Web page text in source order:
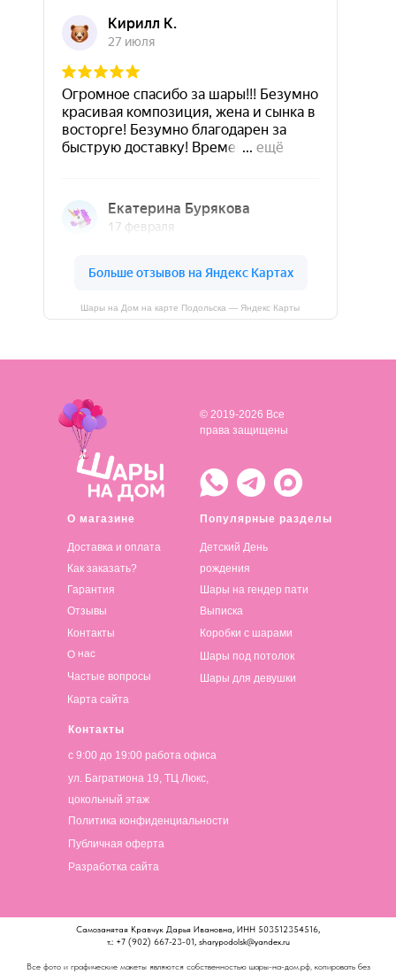
Шары на Дом на карте Подольска — Яндекс Карты
О магазине
Доставка и оплата
Популярные разделы
Детский День
рождения
Контакты
© 2019-2026 Все
права защищены
Как заказать?
Гарантия
Отзывы
Контакты
О нас
Частые вопросы
Карта сайта
Шары на гендер пати
Выписка
Коробки с шарами
Шары под потолок
Шары для девушки
с 9:00 до 19:00 работа офиса
ул. Багратиона 19, ТЦ Люкс,
цокольный этаж
Политика конфиденциальности
Публичная оферта
Разработка сайта
Самозанятая Кравчук Дарья Ивановна, ИНН 503512354516,
т.: +7 (902) 667-23-01, sharypodolsk@yandex.ru
Все фото и графические макеты являются собственностью шары-на-дом.рф, копировать без